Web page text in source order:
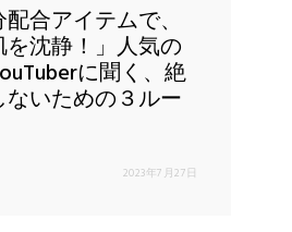
配合アイテムで、
を沈静！」人気の
に聞く、絶
いための３ルー
2023年7月27日